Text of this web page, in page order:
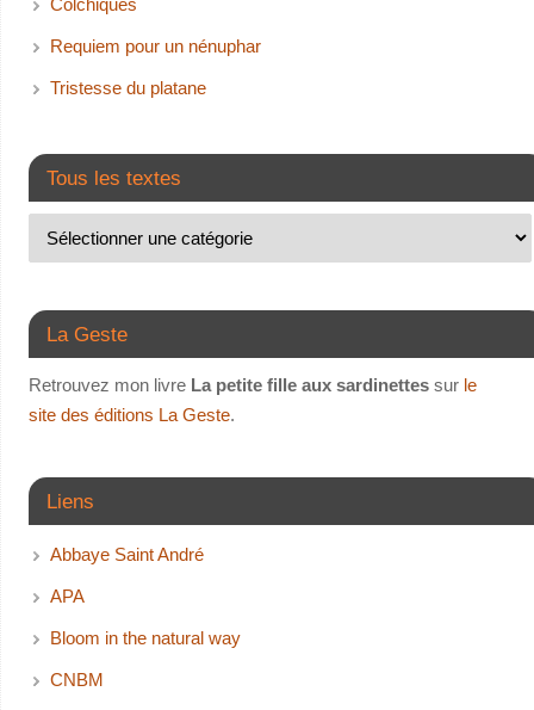
Colchiques
Requiem pour un nénuphar
Tristesse du platane
Tous les textes
La Geste
Retrouvez mon livre La petite fille aux sardinettessur le
site des éditions La Geste.
Liens
Abbaye Saint André
APA
Bloom in the natural way
CNBM